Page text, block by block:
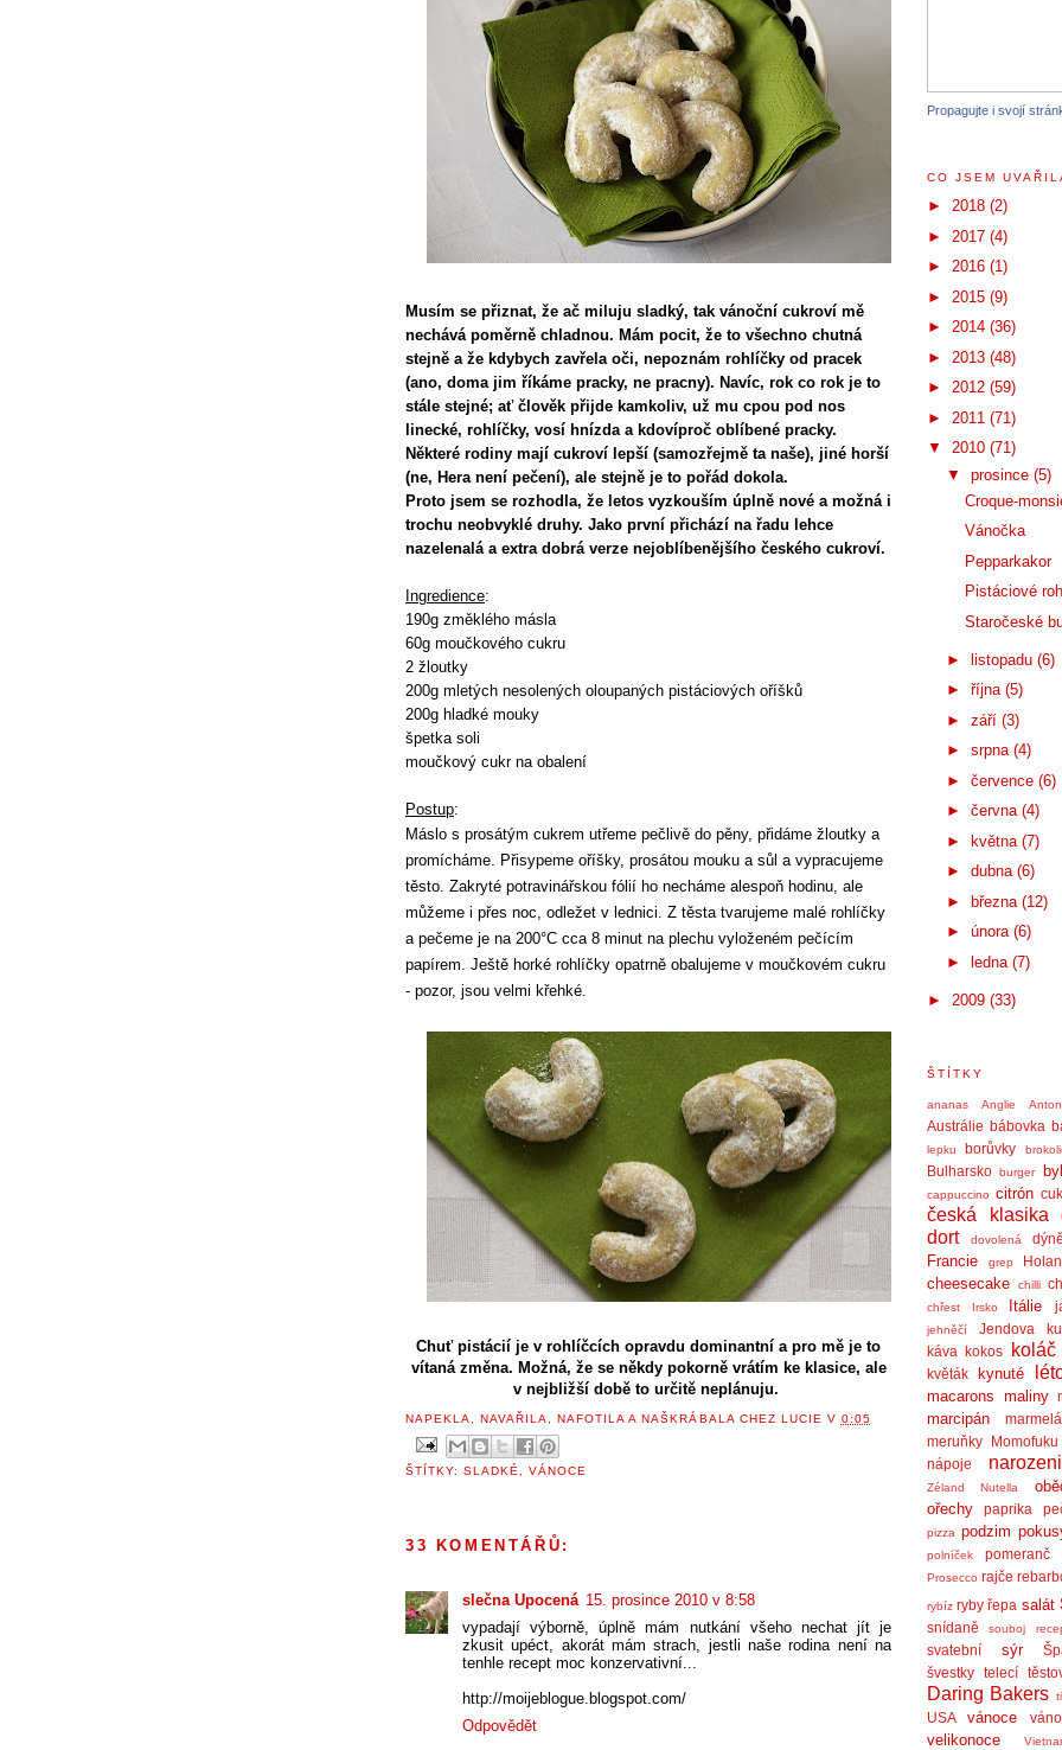
Musím se přiznat, že ač miluju sladký, tak vánoční cukroví mě
nechává poměrně chladnou. Mám pocit, že to všechno chutná
stejně a že kdybych zavřela oči, nepoznám rohlíčky od pracek
(ano, doma jim říkáme pracky, ne pracny). Navíc, rok co rok je to
stále stejné; ať člověk přijde kamkoliv, už mu cpou pod nos
linecké, rohlíčky, vosí hnízda a kdovíproč oblíbené pracky.
Některé rodiny mají cukroví lepší (samozřejmě ta naše), jiné horší
(ne, Hera není pečení), ale stejně je to pořád dokola.
Proto jsem se rozhodla, že letos vyzkouším úplně nové a možná i
trochu neobvyklé druhy. Jako první přichází na řadu lehce
nazelenalá a extra dobrá verze nejoblíbenějšího českého cukroví.
Ingredience:
190g změklého másla
60g moučkového cukru
2 žloutky
200g mletých nesolených oloupaných pistáciových oříšků
200g hladké mouky
špetka soli
moučkový cukr na obalení
Postup:
Máslo s prosátým cukrem utřeme pečlivě do pěny, přidáme žloutky a
promícháme. Přisypeme oříšky, prosátou mouku a sůl a vypracujeme
těsto. Zakryté potravinářskou fólií ho necháme alespoň hodinu, ale
můžeme i přes noc, odležet v lednici. Z těsta tvarujeme malé rohlíčky
a pečeme je na 200°C cca 8 minut na plechu vyloženém pečícím
papírem. Ještě horké rohlíčky opatrně obalujeme v moučkovém cukru
- pozor, jsou velmi křehké.
Chuť pistácií je v rohlíčcích opravdu dominantní a pro mě je to
vítaná změna. Možná, že se někdy pokorně vrátím ke klasice, ale
v nejbližší době to určitě neplánuju.
NAPEKLA, NAVAŘILA, NAFOTILA A NAŠKRÁBALA CHEZ LUCIE V 0:05
ŠTÍTKY:SLADKÉ ,VÁNOCE
33 KOMENTÁŘŮ:
slečna Upocená 15. prosince 2010 v 8:58
vypadají výborně, úplně mám nutkání všeho nechat jít je
zkusit upéct, akorát mám strach, jestli naše rodina není na
tenhle recept moc konzervativní...
http://moijeblogue.blogspot.com/
Odpovědět
Propagujte i svojí
CO JSEM
► 2018 (2)
► 2017 (4)
► 2016 (1)
► 2015 (9)
► 2014 (36)
► 2013 (48)
► 2012 (59)
► 2011 (71)
▼ 2010 (71)
▼ prosince (5)
Croque-
Vánočka
Pepparkakor
Pistáciové
Staročeské
► listopadu (6)
► října (5)
► září (3)
► srpna (4)
► července (6)
► června (4)
►
května (7)
► dubna (6)
►
března (12)
► února (6)
►
ledna (7)
► 2009 (33)
ŠTÍTKY
ananas Anglie
Austrálie bábovka
lepku
borůvky
Bulharsko burger
cappuccino citrón
česká klasika
dort dovolená dýně
Francie grep
cheesecake chilli
chřest
Irsko Itálie
jehněčí Jendova
káva kokos koláč
květák
kynuté
macarons maliny
marcipán
meruňky
Momofuku
nápoje
Zéland
Nutella
ořechy paprika
pizza podzim
polníček pomeranč
Prosecco rajče
rybíz ryby řepa salát
snídaně souboj
svatební
sýr
švestky
telecí
Daring Bakers
USA
vánoce
velikonoce